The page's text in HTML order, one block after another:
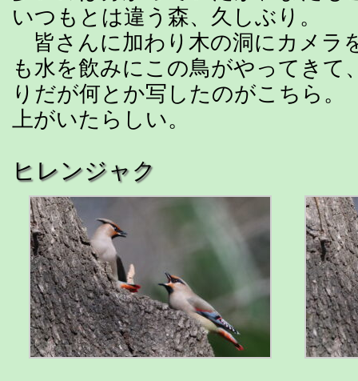
いつもとは違う森、久しぶり。
皆さんに加わり木の洞にカメ
も水を飲みにこの鳥がやってきて
りだが何とか写したのがこちら
上がいたらしい。
ヒレンジャク